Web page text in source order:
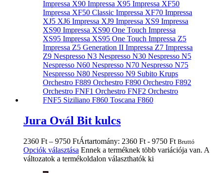
Jura Ovál Bit kulcs
2360 Ft – 9750 FtÁrtartomány: 2360 Ft - 9750 Ft Bruttó
Opciók választása Ennek a terméknek több variációja van. A
változatok a termékoldalon választhatók ki